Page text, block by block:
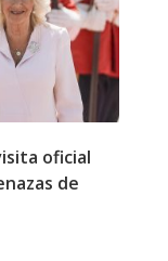
oficial
de